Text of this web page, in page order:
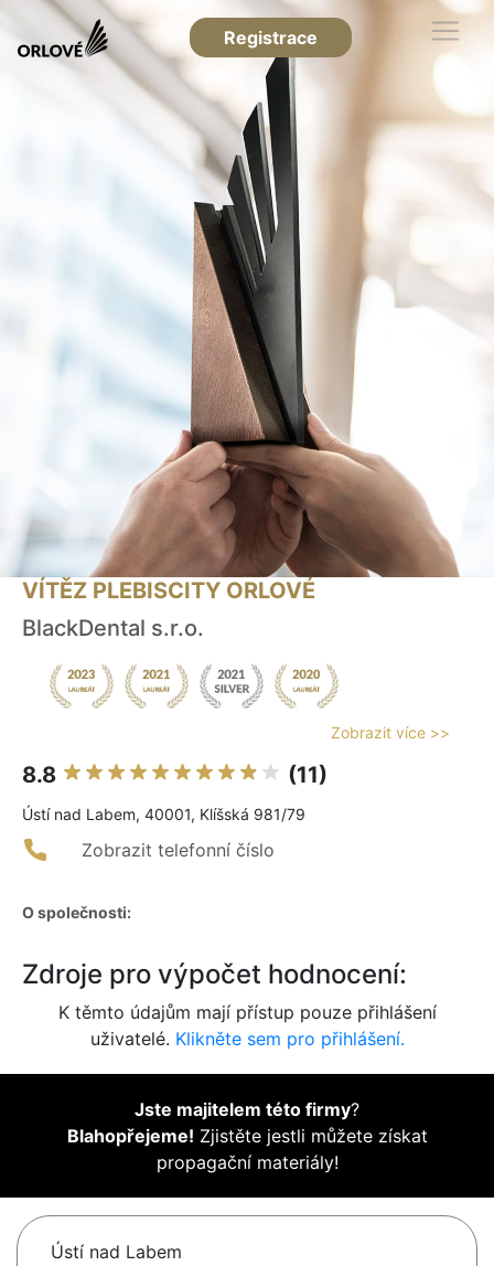
Registrace
VÍTĚZ PLEBISCITY ORLOVÉ
BlackDental s.r.o.
Zobrazit více >>
8.8 (11)
Ústí nad Labem, 40001, Klíšská 981/79
Zobrazit telefonní číslo
O společnosti:
Zdroje pro výpočet hodnocení:
K těmto údajům mají přístup pouze přihlášení
uživatelé. Klikněte sem pro přihlášení.
Jste majitelem této firmy?
Blahopřejeme! Zjistěte jestli můžete získat
propagační materiály!
Ústí nad Labem